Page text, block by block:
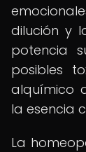
dilución y
potencia
posibles
alquímico
la esencia
La